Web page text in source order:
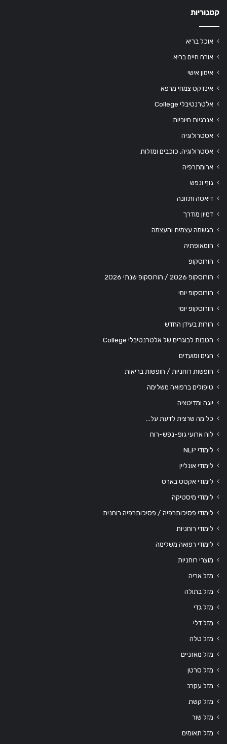
קטגוריות
אוכל בריא
אורח חיים בריא
אימון אישי
אינדקס צמחי מרפא
אלטרנטיבלי College
אנרגיות חיוביות
אסטרולוגיה
אסטרולוגיה, כוכבים ומזלות
ארומתרפיה
גוף ונפש
דיאטה ותזונה
דמיון מודרך
הגשמה עצמית והעצמה
הומאופתיה
הורוסקופ
הורוסקופ 2026 / הורוסקופ שנתי 2026
הורוסקופ יומי
הורוסקופ יומי
הורות בעידן החדש
הטבות לבוגרים של אלטרנטיבלי College
חגים ומועדים
חופשות רוחניות / חופשות בריאות
טיפולים ברפואה משלימה
יוגה ומדיטציה
כל מה שרצית לדעת על…
לוח ארועי גופ-נפש-רוח
לימודי NLP
לימודי אונליין
לימודי אקסס בארס
לימודי מיסטיקה
לימודי פסיכותרפיה / פסיכותרפיה רוחנית
לימודי רוחניות
לימודי רפואה משלימה
מוצרי רוחניות
מזל אריה
מזל בתולה
מזל גדי
מזל דלי
מזל טלה
מזל מאזניים
מזל סרטן
מזל עקרב
מזל קשת
מזל שור
מזל תאומים